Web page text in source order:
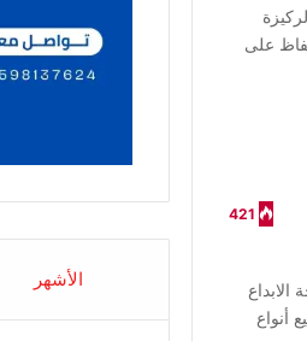
على
421
أنواع
الأشهر